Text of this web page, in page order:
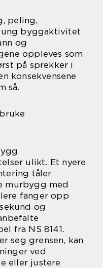
peling,
byggaktivitet
og
oppleves som
på sprekker i
konsekvensene
så.
ulikt. Et nyere
tåler
murbygg med
fanger opp
og
fra NS 8141.
seg grensen, kan
ved
eller justere